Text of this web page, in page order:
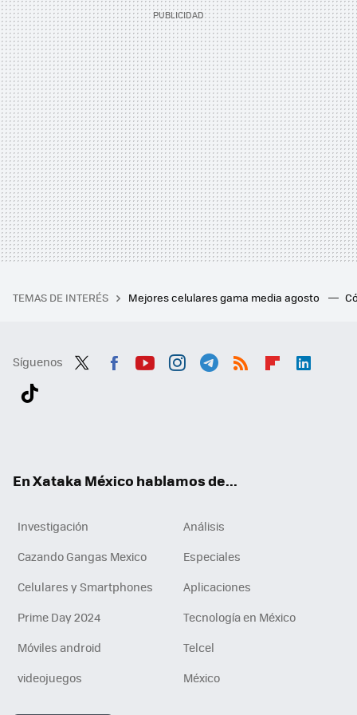
TEMAS DE INTERÉS Mejores celulares gama media agosto
Síguenos
En Xataka México hablamos de...
Investigación
Análisis
Cazando Gangas Mexico
Especiales
Celulares y Smartphones
Aplicaciones
Prime Day 2024
Tecnología en México
Móviles android
Telcel
videojuegos
México